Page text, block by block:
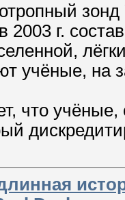
г.
учёные, на
что